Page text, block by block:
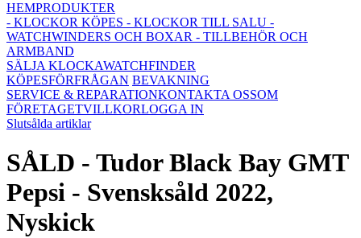
HEMPRODUKTER
- KLOCKOR KÖPES - KLOCKOR TILL SALU -
WATCHWINDERS OCH BOXAR - TILLBEHÖR OCH
ARMBAND
SÄLJA KLOCKAWATCHFINDER
KÖPESFÖRFRÅGAN BEVAKNING
SERVICE & REPARATIONKONTAKTA OSSOM
FÖRETAGETVILLKORLOGGA IN
Slutsålda artiklar
SÅLD - Tudor Black Bay GMT
Pepsi - Svensksåld 2022,
Nyskick